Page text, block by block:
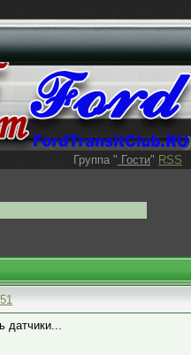
Группа " Гости" RSS
51
датчики...